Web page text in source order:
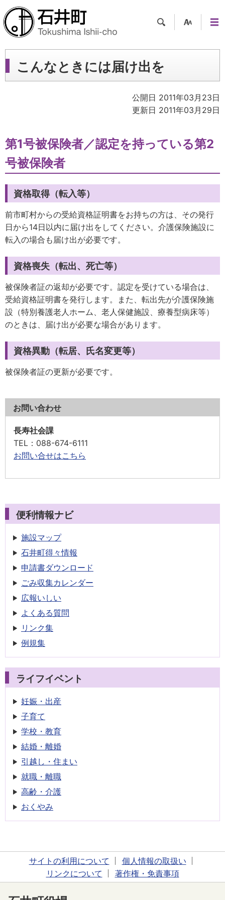
ツー
ュー
こんなときには届け出を
公開日 2011年03月23日
更新日 2011年03月29日
第1号被保険者／認定を持っている第2
号被保険者
資格取得（転入等）
前市町村からの受給資格証明書をお持ちの方は、その発行
日から14日以内に届け出をしてください。介護保険施設に
転入の場合も届け出が必要です。
資格喪失（転出、死亡等）
被保険者証の返却が必要です。認定を受けている場合は、
受給資格証明書を発行します。また、転出先が介護保険施
設（特別養護老人ホーム、老人保健施設、療養型病床等）
のときは、届け出が必要な場合があります。
資格異動（転居、氏名変更等）
被保険者証の更新が必要です。
お問い合わせ
長寿社会課
TEL ：088-674-6111
お問い合せはこちら
便利情報ナビ
施設マップ
石井町得々情報
申請書ダウンロード
ごみ収集カレンダー
広報いしい
よくある質問
リンク集
例規集
ライフイベント
妊娠・出産
子育て
学校・教育
結婚・離婚
引越し・住まい
就職・離職
高齢・介護
おくやみ
サイトの利用について
個人情報の取扱い
リンクについて
著作権・免責事項